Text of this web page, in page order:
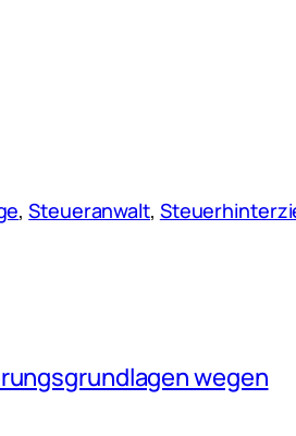
, Steueranwalt,
wegen